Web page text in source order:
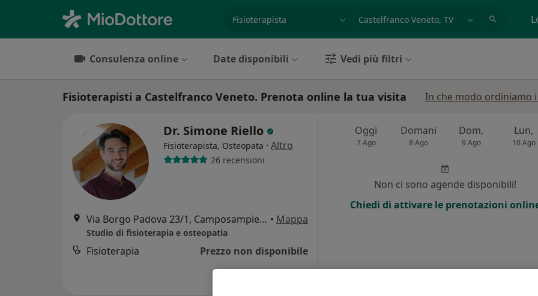
Consulenza online Date disponibili Vedi più filtri
Fisioterapisti a Castelfranco Veneto. Prenota online la tua visita In che modo ordiniamo
Dr. Simone Riello
Fisioterapista, Osteopata · Altro
26 recensioni
Via Borgo Padova 23/1, Camposampiero • Mappa
Studio di fisioterapia e osteopatia
Fisioterapia Prezzo non disponibile
Oggi
7 Ago
Domani
8 Ago
Dom,
9 Ago
Lun,
10 Ago
Non ci sono agende disponibili!
Chiedi di attivare le prenotazioni